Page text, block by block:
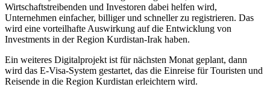
Wirtschaftstreibenden und Investoren dabei helfen wird,
Unternehmen einfacher, billiger und schneller zu registrieren. Das
wird eine vorteilhafte Auswirkung auf die Entwicklung von
Investments in der Region Kurdistan-Irak haben.
Ein weiteres Digitalprojekt ist für nächsten Monat geplant, dann
wird das E-Visa-System gestartet, das die Einreise für Touristen und
Reisende in die Region Kurdistan erleichtern wird.